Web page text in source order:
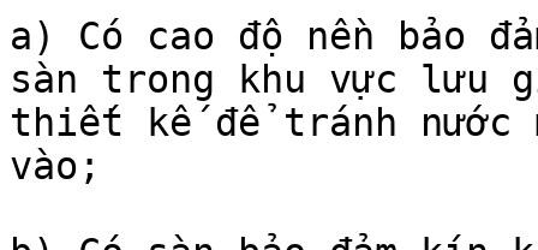
a) Có cao độ nền bảo
sàn trong khu vực lưu
thiết kế để tránh nước
vào;